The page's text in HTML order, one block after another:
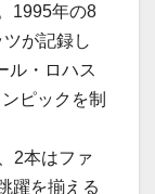
1995年の8
が記録し
ル・ロハス
ピックを制
2本はファ
躍を揃える